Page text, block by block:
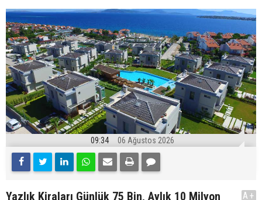
09:34 06 Ağustos 2026
Yazlık Kiraları Günlük 75 Bin, Aylık 10 Milyon
A+